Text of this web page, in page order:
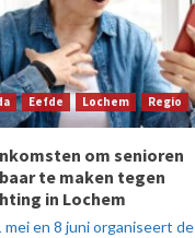
Eefde Lochem Regio
om senioren
te maken tegen
in Lochem
mei en 8 juni organiseert de